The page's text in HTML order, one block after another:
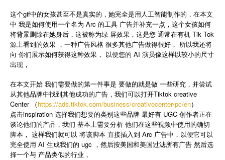
登录 免费使用
这个gif中的女孩甚至不是真实的，她完全是用人工智能制作的，在本文
中 我是如何使用一个名为 Arc 的工具 广告并补充一点，这个女孩如何
将背景删除在她身后，这被称为绿 屏效果，这是您 通常在有机 Tik Tok
源上看到的效果 ，一种广告风格 很多其他广告做得很好， 所以我还将
向 你们展示如何获得这种效果， 以便您的 AI 演员像这样以较小的尺寸
出现，
在本文开始 我们需要做的第一件事是 要做的就是做 一些研究，并尝试
从其他品牌中找到其他成功的广告，我们可以打开Tiktok creative
Center （https://ads.tiktok.com/business/creativecenter/pc/en）
点击inspiration 选择我们想要的类别这些品牌 最好有 UGC 创作者正在
谈论他们的产品，我们 基本上需要分析 他们在这些视频中使用的确切
脚本， 这样我们就可以 将该脚本 直接插入到 Arc 广告中，以便它可以
完全使用 AI 生成我们的 ugc ，然后按美国和美国过滤所有广告 然后选
择一个与 产品类似的行业，